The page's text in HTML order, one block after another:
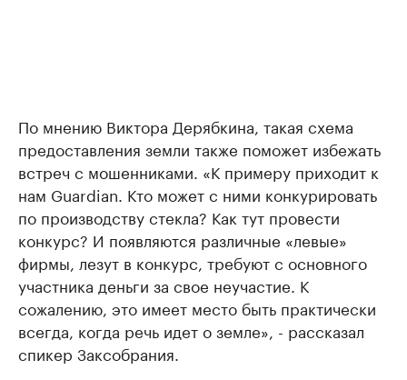
По мнению Виктора Дерябкина, такая схема
предоставления земли также поможет избежать
встреч с мошенниками. «К примеру приходит к
нам Guardian. Кто может с ними конкурировать
по производству стекла? Как тут провести
конкурс? И появляются различные «левые»
фирмы, лезут в конкурс, требуют с основного
участника деньги за свое неучастие. К
сожалению, это имеет место быть практически
всегда, когда речь идет о земле», - рассказал
спикер Заксобрания.